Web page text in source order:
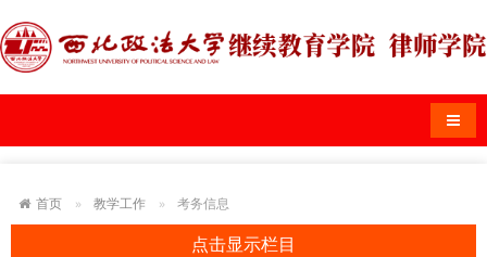
导航
首页 教学工作 考务信息
点击显示栏目